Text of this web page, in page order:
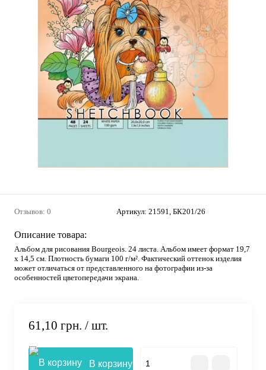
Отзывов: 0 Артикул: 21591, БК201/26
Описание товара:
Альбом для рисования Bourgeois. 24 листа. Альбом имеет формат 19,7
x 14,5 см. Плотность бумаги 100 г/м². Фактический оттенок изделия
может отличаться от представленного на фотографии из-за
особенностей цветопередачи экрана.
61,10 грн. / шт.
В корзину